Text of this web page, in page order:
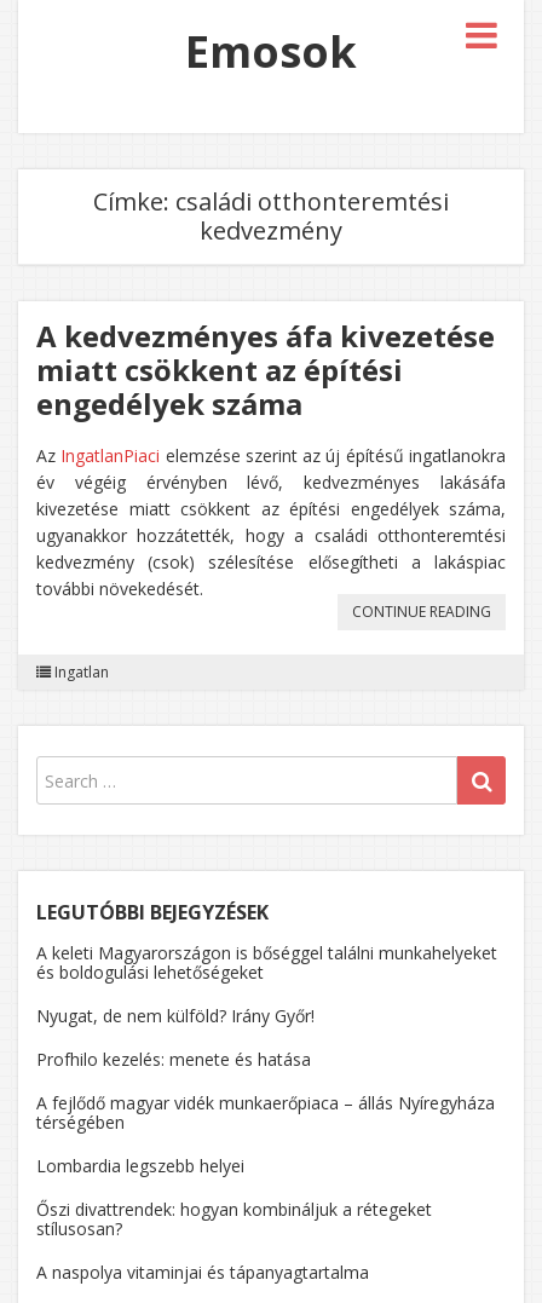
Emosok
Címke: családi otthonteremtési
kedvezmény
A kedvezményes áfa kivezetése
miatt csökkent az építési
engedélyek száma
Az IngatlanPiaci elemzése szerint az új építésű ingatlanokra
év végéig érvényben lévő, kedvezményes lakásáfa
kivezetése miatt csökkent az építési engedélyek száma,
ugyanakkor hozzátették, hogy a családi otthonteremtési
kedvezmény (csok) szélesítése elősegítheti a lakáspiac
további növekedését.
CONTINUE READING
MIATT
Ingatlan
LEGUTÓBBI BEJEGYZÉSEK
A keleti Magyarországon is bőséggel találni munkahelyeket
és boldogulási lehetőségeket
Nyugat, de nem külföld? Irány Győr!
Profhilo kezelés: menete és hatása
A fejlődő magyar vidék munkaerőpiaca – állás Nyíregyháza
térségében
Lombardia legszebb helyei
Őszi divattrendek: hogyan kombináljuk a rétegeket
stílusosan?
A naspolya vitaminjai és tápanyagtartalma